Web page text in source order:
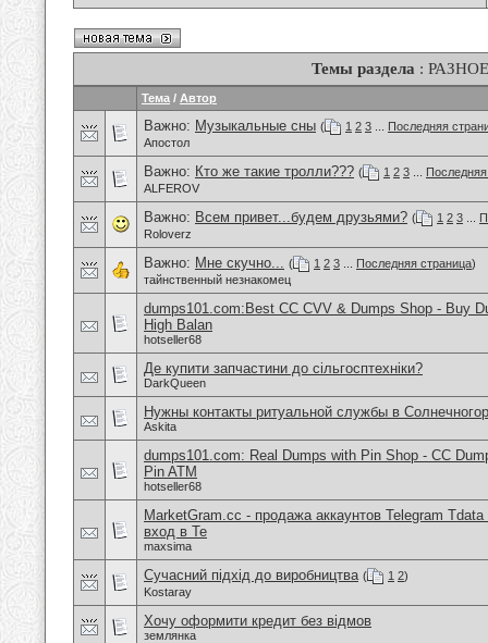
Темы раздела : РАЗНОЕ
Тема / Автор
Важно: Музыкальные сны ( 1 2 3
Последняя
Апостол
Важно: Кто же такие тролли??? ( 1 2 3
ALFEROV
Важно: Всем привет...будем друзьями? ( 1 2 3
Roloverz
Важно: Мне скучно... ( 1 2 3 Последняя страница)
тайнственный незнакомец
dumps101.com:Best CC CVV & Dumps Shop - Buy
High Balan
hotseller68
Де купити запчастини до сільгосптехніки?
DarkQueen
Нужны контакты ритуальной службы в
Askita
dumps101.com: Real Dumps with Pin Shop - CC
Pin ATM
hotseller68
MarketGram.cc - продажа аккаунтов Telegram
вход в Te
maxsima
Сучасний підхід до виробництва ( 1 2)
Kostaray
Хочу оформити кредит без відмов
землянка